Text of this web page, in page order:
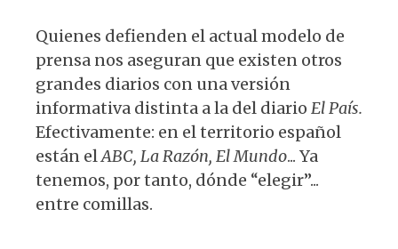
Quienes defienden el actual modelo de
prensa nos aseguran que existen otros
grandes diarios con una versión
informativa distinta a la del diario El País.
Efectivamente: en el territorio español
están elABC, La Razón, El Mundo... Ya
tenemos, por tanto, dónde “elegir”...
entre comillas.